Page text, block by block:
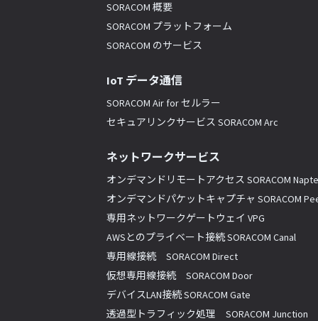
SORACOM 概要
SORACOM プラットフォーム
SORACOM のサービス
IoT データ通信
SORACOM Air for セルラー
セキュアリンクサービス SORACOM Arc
ネットワークサービス
オンデマンドリモートアクセス SORACOM
オンデマンドパケットキャプチャ SORACOM
専用ネットワークゲートウェイ VPG
AWSとのプライベート接続 SORACOM Canal
専用線接続 SORACOM Direct
仮想専用線接続 SORACOM Door
デバイスLAN接続 SORACOM Gate
透過型トラフィック処理 SORACOM Junction